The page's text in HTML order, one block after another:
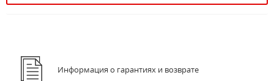
Информация о гарантиях и возврате